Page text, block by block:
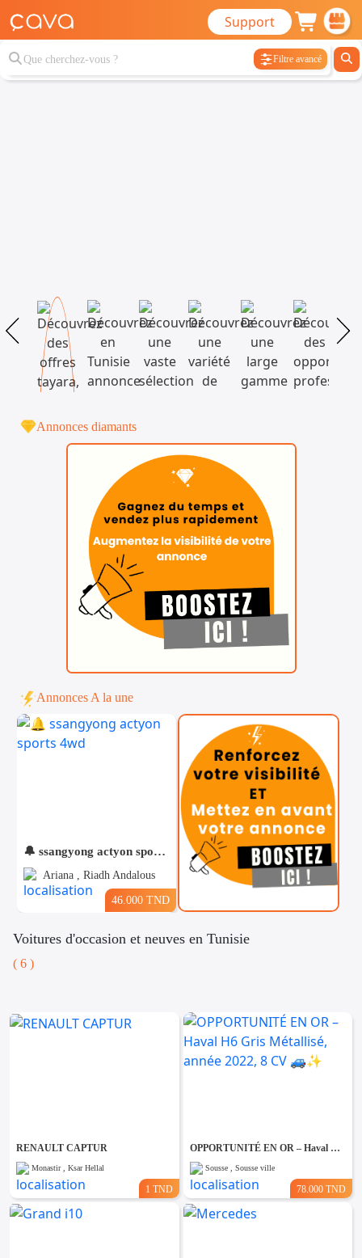
Support
Filtre avancé
Informatique
Multimedia
Annonces diamants
Annonces A la une
🔔 ssangyong actyon sports 4wd
Ariana , Riadh Andalous
46.000 TND
Voitures d'occasion et neuves en Tunisie
( 6 )
RENAULT CAPTUR
Monastir , Ksar Hellal
1 TND
OPPORTUNITÉ EN OR – Haval H6 Gris Métallisé, année 2022, 8 CV 🚙✨
Sousse , Sousse ville
78.000 TND